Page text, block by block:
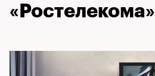
«Ростелекома»